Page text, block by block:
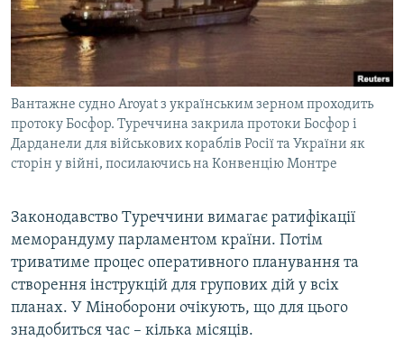
Вантажне судно Aroyat з українським зерном проходить
протоку Босфор. Туреччина закрила протоки Босфор і
Дарданели для військових кораблів Росії та України як
сторін у війні, посилаючись на Конвенцію Монтре
Законодавство Туреччини вимагає ратифікації
меморандуму парламентом країни. Потім
триватиме процес оперативного планування та
створення інструкцій для групових дій у всіх
планах. У Міноборони очікують, що для цього
знадобиться час – кілька місяців.